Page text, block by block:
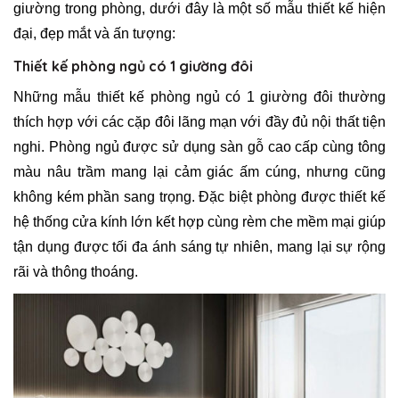
giường trong phòng, dưới đây là một số mẫu thiết kế hiện
đại, đẹp mắt và ấn tượng:
Thiết kế phòng ngủ có 1 giường đôi
Những mẫu thiết kế phòng ngủ có 1 giường đôi thường
thích hợp với các cặp đôi lãng mạn với đầy đủ nội thất tiện
nghi. Phòng ngủ được sử dụng sàn gỗ cao cấp cùng tông
màu nâu trầm mang lại cảm giác ấm cúng, nhưng cũng
không kém phần sang trọng. Đặc biệt phòng được thiết kế
hệ thống cửa kính lớn kết hợp cùng rèm che mềm mại giúp
tận dụng được tối đa ánh sáng tự nhiên, mang lại sự rộng
rãi và thông thoáng.